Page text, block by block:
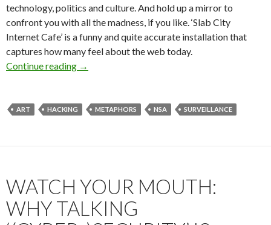
technology, politics and culture. And hold up a mirror to
confront you with all the madness, if you like. ‘Slab City
Internet Cafe’ is a funny and quite accurate installation that
captures how many feel about the web today.
Continue reading Art as Mirror – Slab City Internet Cafe [Pic]
→
ART HACKING METAPHORS NSA SURVEILLANCE
WATCH YOUR MOUTH:
WHY TALKING